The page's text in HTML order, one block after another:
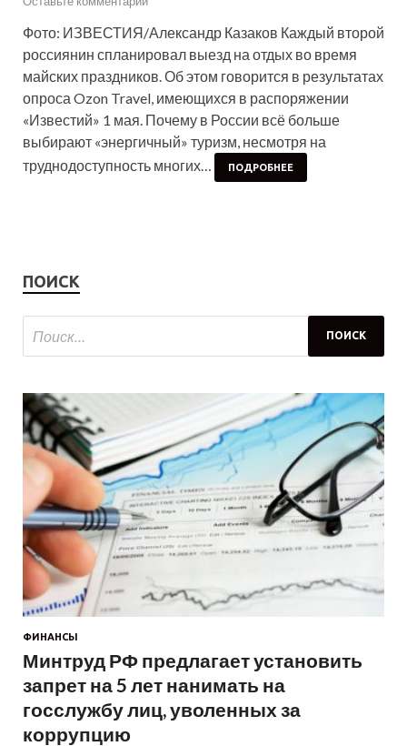
Фото: ИЗВЕСТИЯ/Александр Казаков Каждый второй
россиянин спланировал выезд на отдых во время
майских праздников. Об этом говорится в результатах
опроса Ozon Travel, имеющихся в распоряжении
«Известий» 1 мая. Почему в России всё больше
выбирают «энергичный» туризм, несмотря на
труднодоступность многих…
ПОДРОБНЕЕ
ПОИСК
ФИНАНСЫ
Минтруд РФ предлагает установить
запрет на 5 лет нанимать на
госслужбу лиц, уволенных за
коррупцию